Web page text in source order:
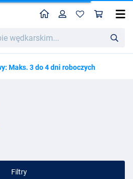
HomeProfil
Maks. 3 do 4 dni roboczych
Filtry